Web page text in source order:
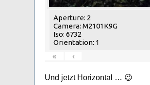
Aperture: 2
Camera: M2101K9G
Iso: 6732
Orientation: 1
«
‹
Und jetzt Horizontal … 😉